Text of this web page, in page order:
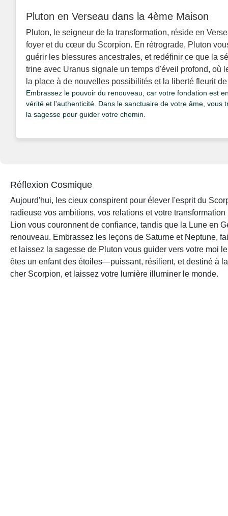
Pluton en Verseau dans la 4ème Maison
Pluton, le seigneur de la transformation, réside en
foyer et du cœur du Scorpion. En rétrograde, Pluton
guérir les blessures ancestrales, et redéfinir ce que la
trine avec Uranus signale un temps d'éveil profond, où
la place à de nouvelles possibilités et la liberté fleurit
Embrassez le pouvoir du renouveau, car votre fondation est
vérité et l'authenticité. Dans le sanctuaire de votre âme, vous
la sagesse pour guider votre chemin.
Réflexion Cosmique
Aujourd'hui, les cieux conspirent pour élever l'esprit du
radieuse vos ambitions, vos relations et votre
Lion vous couronnent de confiance, tandis que la Lune en
renouveau. Embrassez les leçons de Saturne et Neptune,
et laissez la sagesse de Pluton vous guider vers votre moi
êtes un enfant des étoiles—puissant, résilient, et destiné à
cher Scorpion, et laissez votre lumière illuminer le monde.